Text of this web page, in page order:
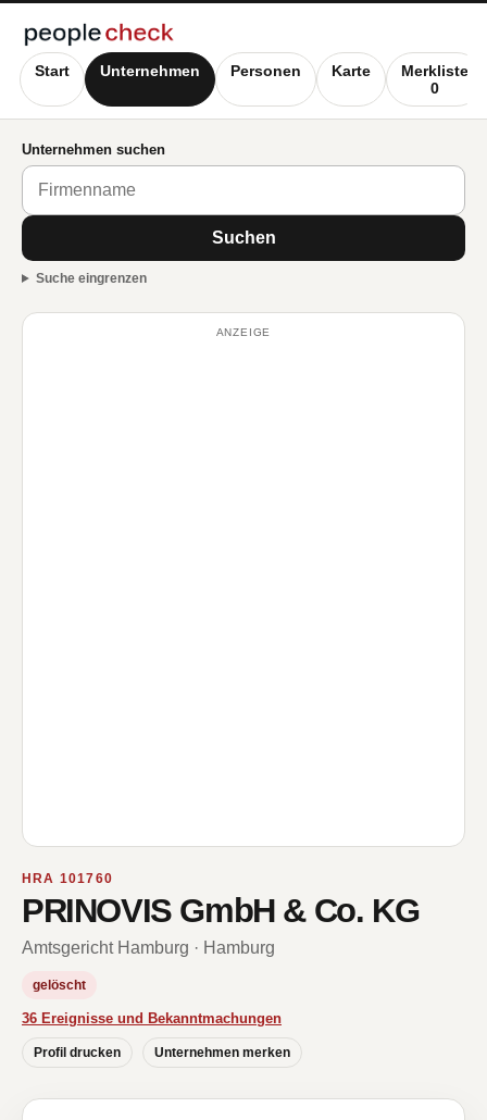
Start Unternehmen Personen Karte
Merkliste
0
Unternehmen suchen
Suchen
Suche eingrenzen
ANZEIGE
HRA 101760
PRINOVIS GmbH & Co. KG
Amtsgericht Hamburg · Hamburg
gelöscht
36 Ereignisse und Bekanntmachungen
Profil drucken Unternehmen merken